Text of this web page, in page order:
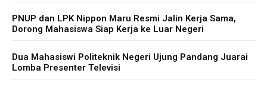
PNUP dan LPK Nippon Maru Resmi Jalin Kerja Sama,
Dorong Mahasiswa Siap Kerja ke Luar Negeri
Dua Mahasiswi Politeknik Negeri Ujung Pandang Juarai
Lomba Presenter Televisi